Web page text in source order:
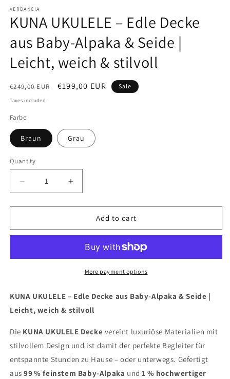
VERDANCIA
KUNA UKULELE – Edle Decke
aus Baby-Alpaka & Seide |
Leicht, weich & stilvoll
Regular
price
€249,00 EUR
Sale
€199,00 EUR Sale
Taxes included.
Farbe
Braun Grau
Quantity
Quantity
Decrease
quantity
for
UKULELE
Decke
Alpaka
Seide
Leicht,
weich
&amp;
stilvoll
Increase
quantity
for
UKULELE
Edle
Decke
aus
Alpaka
Seide
Leicht,
weich
&amp;
stilvoll
Add to cart
More payment options
KUNA UKULELE – Edle Decke aus Baby-Alpaka & Seide |
Leicht, weich & stilvoll
Die KUNA UKULELE Decke vereint luxuriöse Materialien mit
stilvollem Design und ist damit der perfekte Begleiter für
entspannte Stunden zu Hause – oder unterwegs. Gefertigt
aus99 % feinstem Baby-Alpaka und1 % hochwertiger